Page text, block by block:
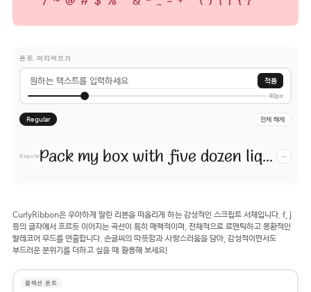
폰트 미리써보기
적용
40px
Regular 전체 해제
Regular Pack my box with five dozen liquor jugs. −
CurlyRibbon은 우아하게 말린 리본을 떠올리게 하는 감성적인 스크립트 서체입니다. f, j
등의 글자에서 흐르듯 이어지는 곡선이 특히 매력적이며, 전체적으로 로맨틱하고 몽환적인
발레코어 무드를 연출합니다. 손글씨의 따뜻함과 사랑스러움을 담아, 감성적이면서도
부드러운 분위기를 더하고 싶을 때 활용해 보세요!
콜렉션 폰트